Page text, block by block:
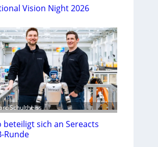
Vision Night 2026
Schultheiss
beteiligt sich an Sereacts
Runde